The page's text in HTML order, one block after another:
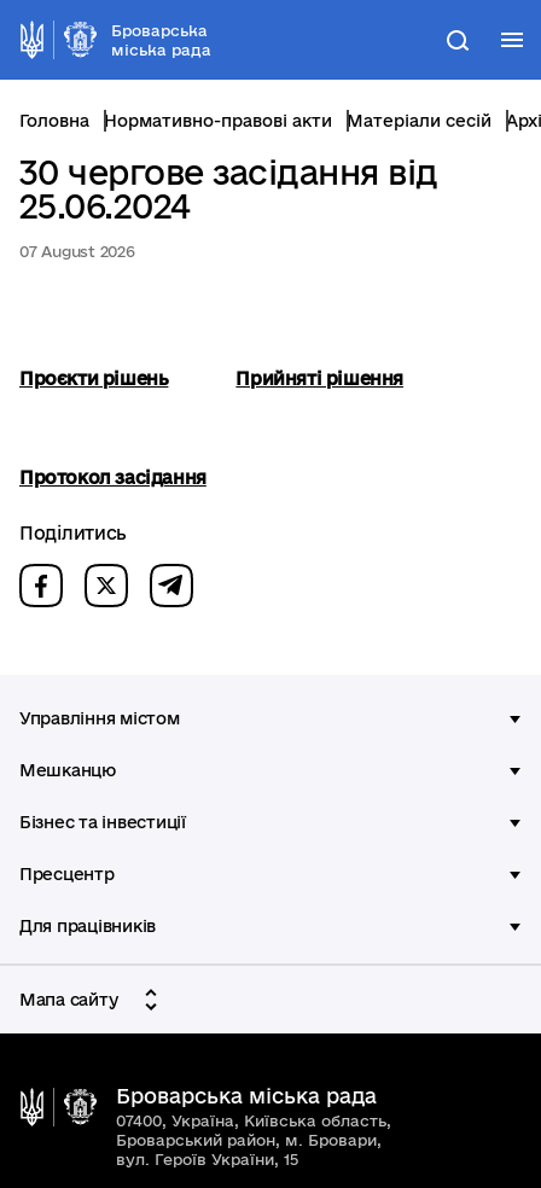
Броварська
міська рада
Пошук
Головна Нормативно-правові акти Матеріали сесій
30 чергове засідання від
25.06.2024
07 August 2026
Проєкти рішень Прийняті рішення
Протокол засідання
Поділитись
Управління містом
Мешканцю
Бізнес та інвестиції
Пресцентр
Для працівників
Мапа сайту
Броварська міська рада
07400, Україна, Київська область,
Броварський район, м. Бровари,
вул. Героїв України, 15